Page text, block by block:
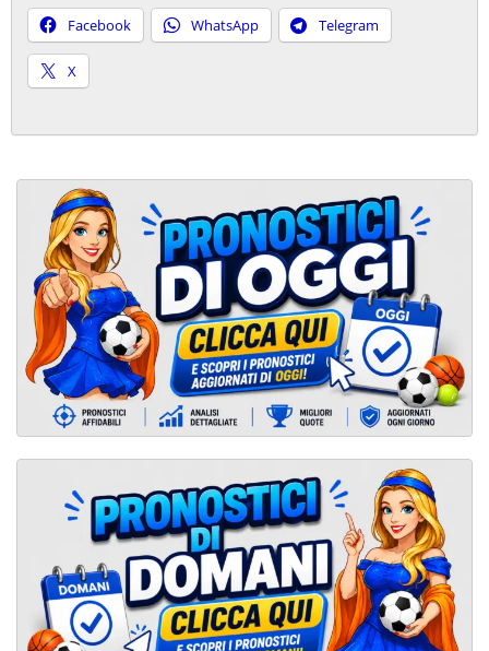
Facebook WhatsApp Telegram
X